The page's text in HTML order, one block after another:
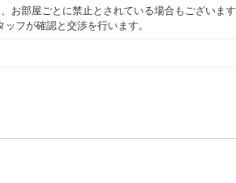
お部屋ごとに禁止とされている場合もございます
フが確認と交渉を行います。